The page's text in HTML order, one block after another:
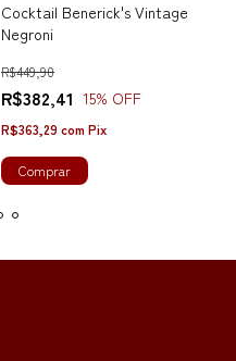
Cocktail Benerick's Vintage
Negroni
R$382,41
R$449,90
15% OFF
R$363,29 com Pix
Comprar